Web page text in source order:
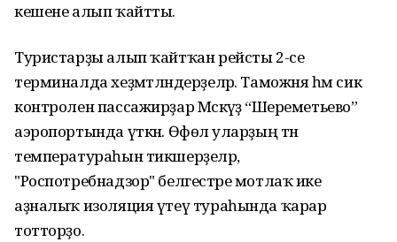
кешене алып ҡайтты.
Туристарҙы алып ҡайтҡан рейсты 2-се
терминалда хеҙмәтләндерҙеләр. Таможня һәм сик
контролен пассажирҙар Мәскәүҙә “Шереметьево”
аэропортында үткән. Өфөлә уларҙың тән
температураһын тикшерҙеләр,
"Роспотребнадзор" белгестәре мотлаҡ ике
аҙналыҡ изоляция үтеү тураһында ҡарар
тотторҙо.